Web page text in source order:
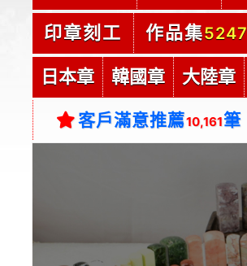
印章刻工 作品集5247
日本章 韓國章 大陸章
客戶滿意推薦10,161筆